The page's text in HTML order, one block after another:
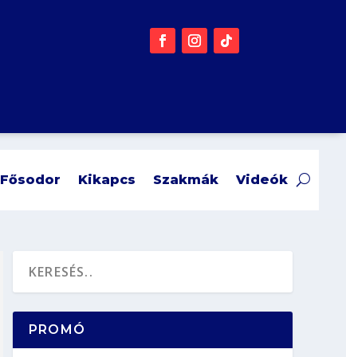
Fősodor Kikapcs Szakmák Videók
PROMÓ